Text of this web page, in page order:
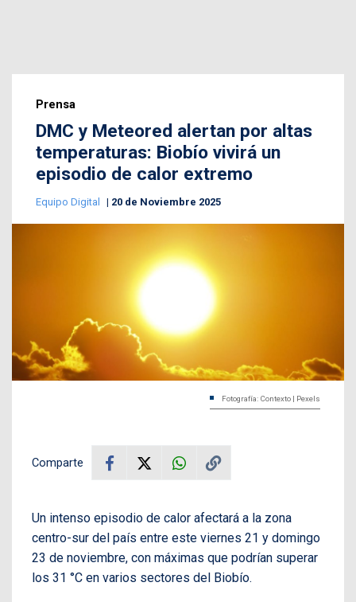
Prensa
DMC y Meteored alertan por altas
temperaturas: Biobío vivirá un
episodio de calor extremo
Equipo Digital 20 de Noviembre 2025
Fotografía: Contexto | Pexels
Comparte
Un intenso episodio de calor afectará a la zona
centro-sur del país entre este viernes 21 y domingo
23 de noviembre, con máximas que podrían superar
los 31 °C en varios sectores del Biobío.